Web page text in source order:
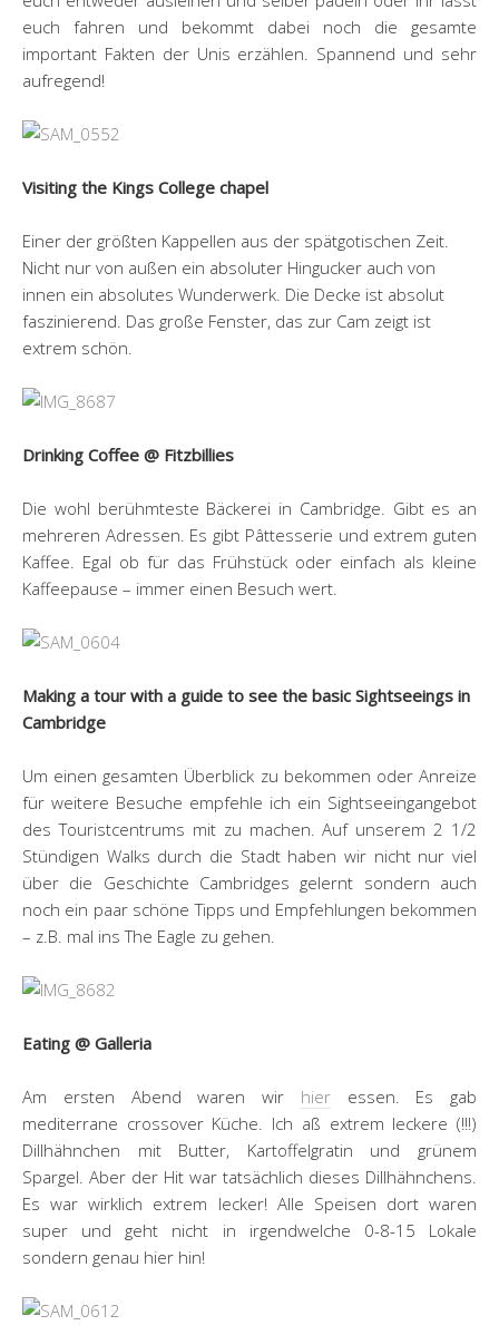
euch fahren und bekommt dabei noch die gesamte
important Fakten der Unis erzählen. Spannend und sehr
aufregend!
Visiting the Kings College chapel
Einer der größten Kappellen aus der spätgotischen Zeit.
Nicht nur von außen ein absoluter Hingucker auch von
innen ein absolutes Wunderwerk. Die Decke ist absolut
faszinierend. Das große Fenster, das zur Cam zeigt ist
extrem schön.
Drinking Coffee @ Fitzbillies
Die wohl berühmteste Bäckerei in Cambridge. Gibt es an
mehreren Adressen. Es gibt Pâttesserie und extrem guten
Kaffee. Egal ob für das Frühstück oder einfach als kleine
Kaffeepause – immer einen Besuch wert.
Making a tour with a guide to see the basic Sightseeings in
Cambridge
Um einen gesamten Überblick zu bekommen oder Anreize
für weitere Besuche empfehle ich ein Sightseeingangebot
des Touristcentrums mit zu machen. Auf unserem 2 1/2
Stündigen Walks durch die Stadt haben wir nicht nur viel
über die Geschichte Cambridges gelernt sondern auch
noch ein paar schöne Tipps und Empfehlungen bekommen
– z.B. mal ins The Eagle zu gehen.
Eating @ Galleria
Am ersten Abend waren wir hieressen. Es gab
mediterrane crossover Küche. Ich aß extrem leckere (!!!)
Dillhähnchen mit Butter, Kartoffelgratin und grünem
Spargel. Aber der Hit war tatsächlich dieses Dillhähnchens.
Es war wirklich extrem lecker! Alle Speisen dort waren
super und geht nicht in irgendwelche 0-8-15 Lokale
sondern genau hier hin!